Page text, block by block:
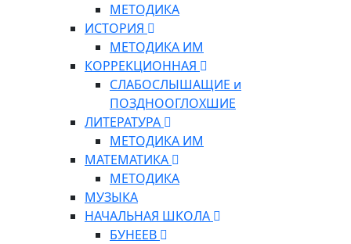
МЕТОДИКА
ИСТОРИЯ
МЕТОДИКА ИМ
КОРРЕКЦИОННАЯ
СЛАБОСЛЫШАЩИЕ и
ПОЗДНООГЛОХШИЕ
ЛИТЕРАТУРА
МЕТОДИКА ИМ
МАТЕМАТИКА
МЕТОДИКА
МУЗЫКА
НАЧАЛЬНАЯ ШКОЛА
БУНЕЕВ